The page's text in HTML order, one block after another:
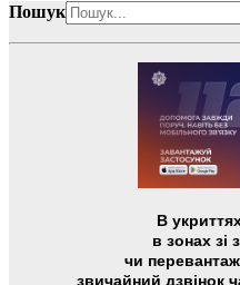
Пошук
В
в зонах зі
чи
звичайний дзвінок